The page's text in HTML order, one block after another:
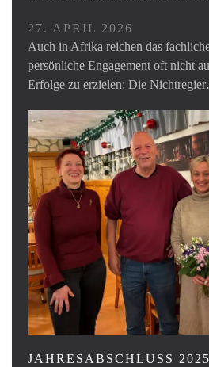
27. APRIL 2026
Auch in Afrika reichen das
persönliche Engagement oft nicht
Erfolge zu erzielen: Die
JAHRESABSCHLUSS